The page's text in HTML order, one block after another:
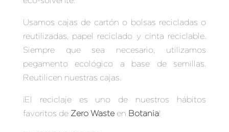
Usamos cajas de cartón o bolsas recicladas o
reutilizadas, papel reciclado y cinta reciclable.
Siempre que sea necesario, utilizamos
pegamento ecológico a base de semillas.
Reutilicen nuestras cajas.
¡El reciclaje es uno de nuestros hábitos
favoritos de Zero Wasteen Botania!